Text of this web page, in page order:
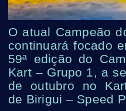
O atual Campeão
continuará focado
59ª edição do
Kart – Grupo 1, a
de outubro no
de Birigui – Speed